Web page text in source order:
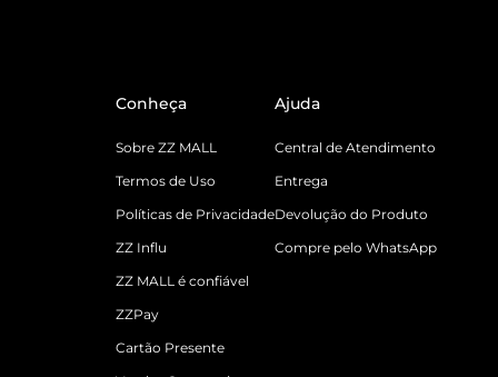
Conheça
Sobre ZZ MALL
Termos de Uso
Políticas de Privacidade
ZZ Influ
ZZ MALL é confiável
ZZPay
Cartão Presente
Ajuda
Central de Atendimento
Entrega
Devolução do Produto
Compre pelo WhatsApp